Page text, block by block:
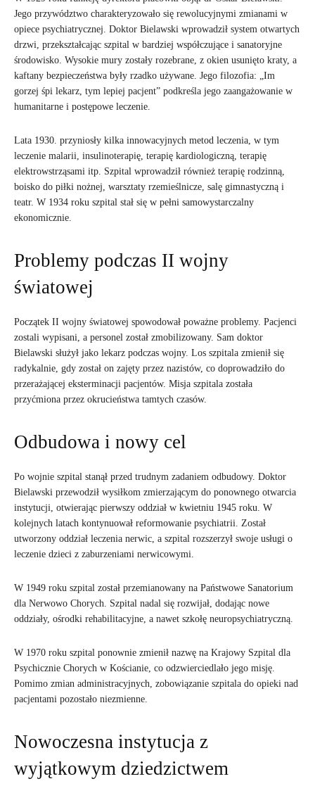
Jego przywództwo charakteryzowało się rewolucyjnymi zmianami w
opiece psychiatrycznej. Doktor Bielawski wprowadził system otwartych
drzwi, przekształcając szpital w bardziej współczujące i sanatoryjne
środowisko. Wysokie mury zostały rozebrane, z okien usunięto kraty, a
kaftany bezpieczeństwa były rzadko używane. Jego filozofia: „Im
gorzej śpi lekarz, tym lepiej pacjent” podkreśla jego zaangażowanie w
humanitarne i postępowe leczenie.
Lata 1930. przyniosły kilka innowacyjnych metod leczenia, w tym
leczenie malarii, insulinoterapię, terapię kardiologiczną, terapię
elektrowstrząsami itp. Szpital wprowadził również terapię rodzinną,
boisko do piłki nożnej, warsztaty rzemieślnicze, salę gimnastyczną i
teatr. W 1934 roku szpital stał się w pełni samowystarczalny
ekonomicznie.
Problemy podczas II wojny
światowej
Początek II wojny światowej spowodował poważne problemy. Pacjenci
zostali wypisani, a personel został zmobilizowany. Sam doktor
Bielawski służył jako lekarz podczas wojny. Los szpitala zmienił się
radykalnie, gdy został on zajęty przez nazistów, co doprowadziło do
przerażającej eksterminacji pacjentów. Misja szpitala została
przyćmiona przez okrucieństwa tamtych czasów.
Odbudowa i nowy cel
Po wojnie szpital stanął przed trudnym zadaniem odbudowy. Doktor
Bielawski przewodził wysiłkom zmierzającym do ponownego otwarcia
instytucji, otwierając pierwszy oddział w kwietniu 1945 roku. W
kolejnych latach kontynuował reformowanie psychiatrii. Został
utworzony oddział leczenia nerwic, a szpital rozszerzył swoje usługi o
leczenie dzieci z zaburzeniami nerwicowymi.
W 1949 roku szpital został przemianowany na Państwowe Sanatorium
dla Nerwowo Chorych. Szpital nadal się rozwijał, dodając nowe
oddziały, ośrodki rehabilitacyjne, a nawet szkołę neuropsychiatryczną.
W 1970 roku szpital ponownie zmienił nazwę na Krajowy Szpital dla
Psychicznie Chorych w Kościanie, co odzwierciedlało jego misję.
Pomimo zmian administracyjnych, zobowiązanie szpitala do opieki nad
pacjentami pozostało niezmienne.
Nowoczesna instytucja z
wyjątkowym dziedzictwem